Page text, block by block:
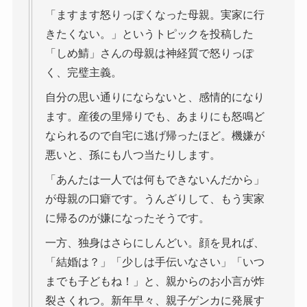
「ますます怒りっぽくなった母親。実家に行
きたくない。」というトピックを投稿した
「しめ鯖」さんの母親は神経質で怒りっぽ
く、完璧主義。
自分の思い通りにならないと、感情的になり
ます。産後の里帰りでも、あまりにも怒鳴ど
なられるので自宅に逃げ帰ったほど。機嫌が
悪いと、孫にも八つ当たりします。
「あんたは一人では何もできないんだから」
が母親の口癖です。うんざりして、もう実家
に帰るのが嫌になったそうです。
一方、独身はさらにしんどい。顔を見れば、
「結婚は？」「少しは手伝いなさい」「いつ
までも子どもね！」と、親からのお小言が炸
裂さくれつ。新年早々、親子ゲンカに発展す